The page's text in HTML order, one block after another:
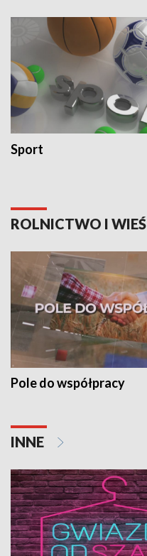
Sport
ROLNICTWO I WIEŚ
Pole do współpracy
INNE